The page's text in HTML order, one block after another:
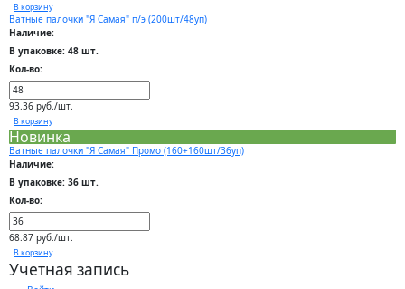
В корзину
Ватные палочки "Я Самая" п/э (200шт/48уп)
Наличие:
В упаковке: 48 шт.
Кол-во:
93.36 руб./шт.
В корзину
Новинка
Ватные палочки "Я Самая" Промо (160+160шт/36уп)
Наличие:
В упаковке: 36 шт.
Кол-во:
68.87 руб./шт.
В корзину
Учетная запись